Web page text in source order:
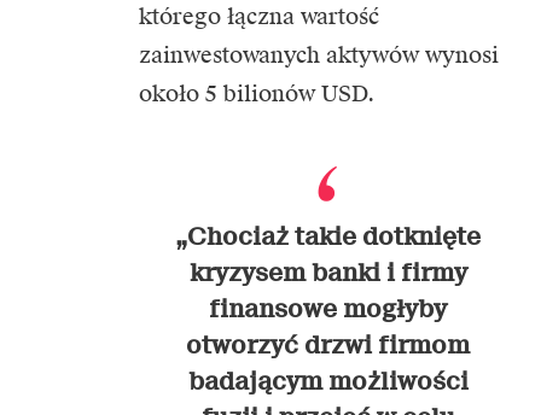
którego łączna wartość
zainwestowanych aktywów wynosi
około 5 bilionów USD.
„Chociaż takie dotknięte
kryzysem banki i firmy
finansowe mogłyby
otworzyć drzwi firmom
badającym możliwości